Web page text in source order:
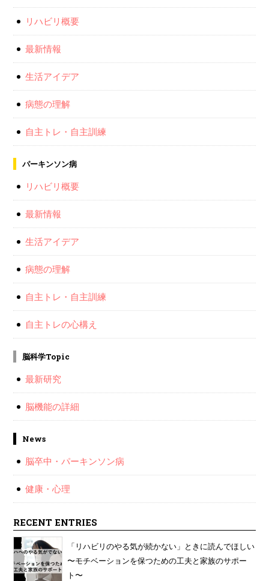
リハビリ概要
最新情報
生活アイデア
病態の理解
自主トレ・自主訓練
パーキンソン病
リハビリ概要
最新情報
生活アイデア
病態の理解
自主トレ・自主訓練
自主トレの心構え
脳科学Topic
最新研究
脳機能の詳細
News
脳卒中・パーキンソン病
健康・心理
RECENT ENTRIES
「リハビリのやる気が続かない」ときに読んでほしい
〜モチベーションを保つための工夫と家族のサポー
ト〜